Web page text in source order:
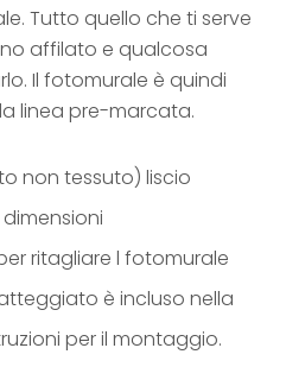
Tutto quello che ti serve
affilato e qualcosa
Il fotomurale è quindi
linea pre-marcata.
non tessuto) liscio
ritagliare l fotomurale
è incluso nella
per il montaggio.